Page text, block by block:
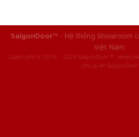
SaigonDoor™ - Hệ thống Showroom
Việt Nam
Copyright ⓒ 2016 – 2026 SaigonDoor™ -
chủ quản SaigonDoor